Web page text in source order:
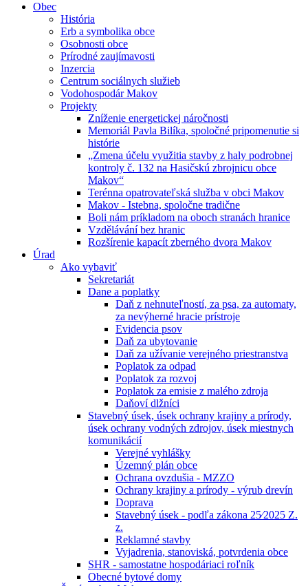
Obec
História
Erb a symbolika obce
Osobnosti obce
Prírodné zaujímavosti
Inzercia
Centrum sociálnych služieb
Vodohospodár Makov
Projekty
Zníženie energetickej náročnosti
Memoriál Pavla Bilíka, spoločné pripomenutie si
histórie
„Zmena účelu využitia stavby z haly podrobnej
kontroly č. 132 na Hasičskú zbrojnicu obce
Makov“
Terénna opatrovateľská služba v obci Makov
Makov - Istebna, spoločne tradične
Boli nám príkladom na oboch stranách hranice
Vzdělávání bez hranic
Rozšírenie kapacít zberného dvora Makov
Úrad
Ako vybaviť
Sekretariát
Dane a poplatky
Daň z nehnuteľností, za psa, za automaty,
za nevýherné hracie prístroje
Evidencia psov
Daň za ubytovanie
Daň za užívanie verejného priestranstva
Poplatok za odpad
Poplatok za rozvoj
Poplatok za emisie z malého zdroja
Daňoví dlžníci
Stavebný úsek, úsek ochrany krajiny a prírody,
úsek ochrany vodných zdrojov, úsek miestnych
komunikácií
Verejné vyhlášky
Územný plán obce
Ochrana ovzdušia - MZZO
Ochrany krajiny a prírody - výrub drevín
Doprava
Stavebný úsek - podľa zákona 25⁄2025 Z.
z.
Reklamné stavby
Vyjadrenia, stanoviská, potvrdenia obce
SHR - samostatne hospodáriaci roľník
Obecné bytové domy